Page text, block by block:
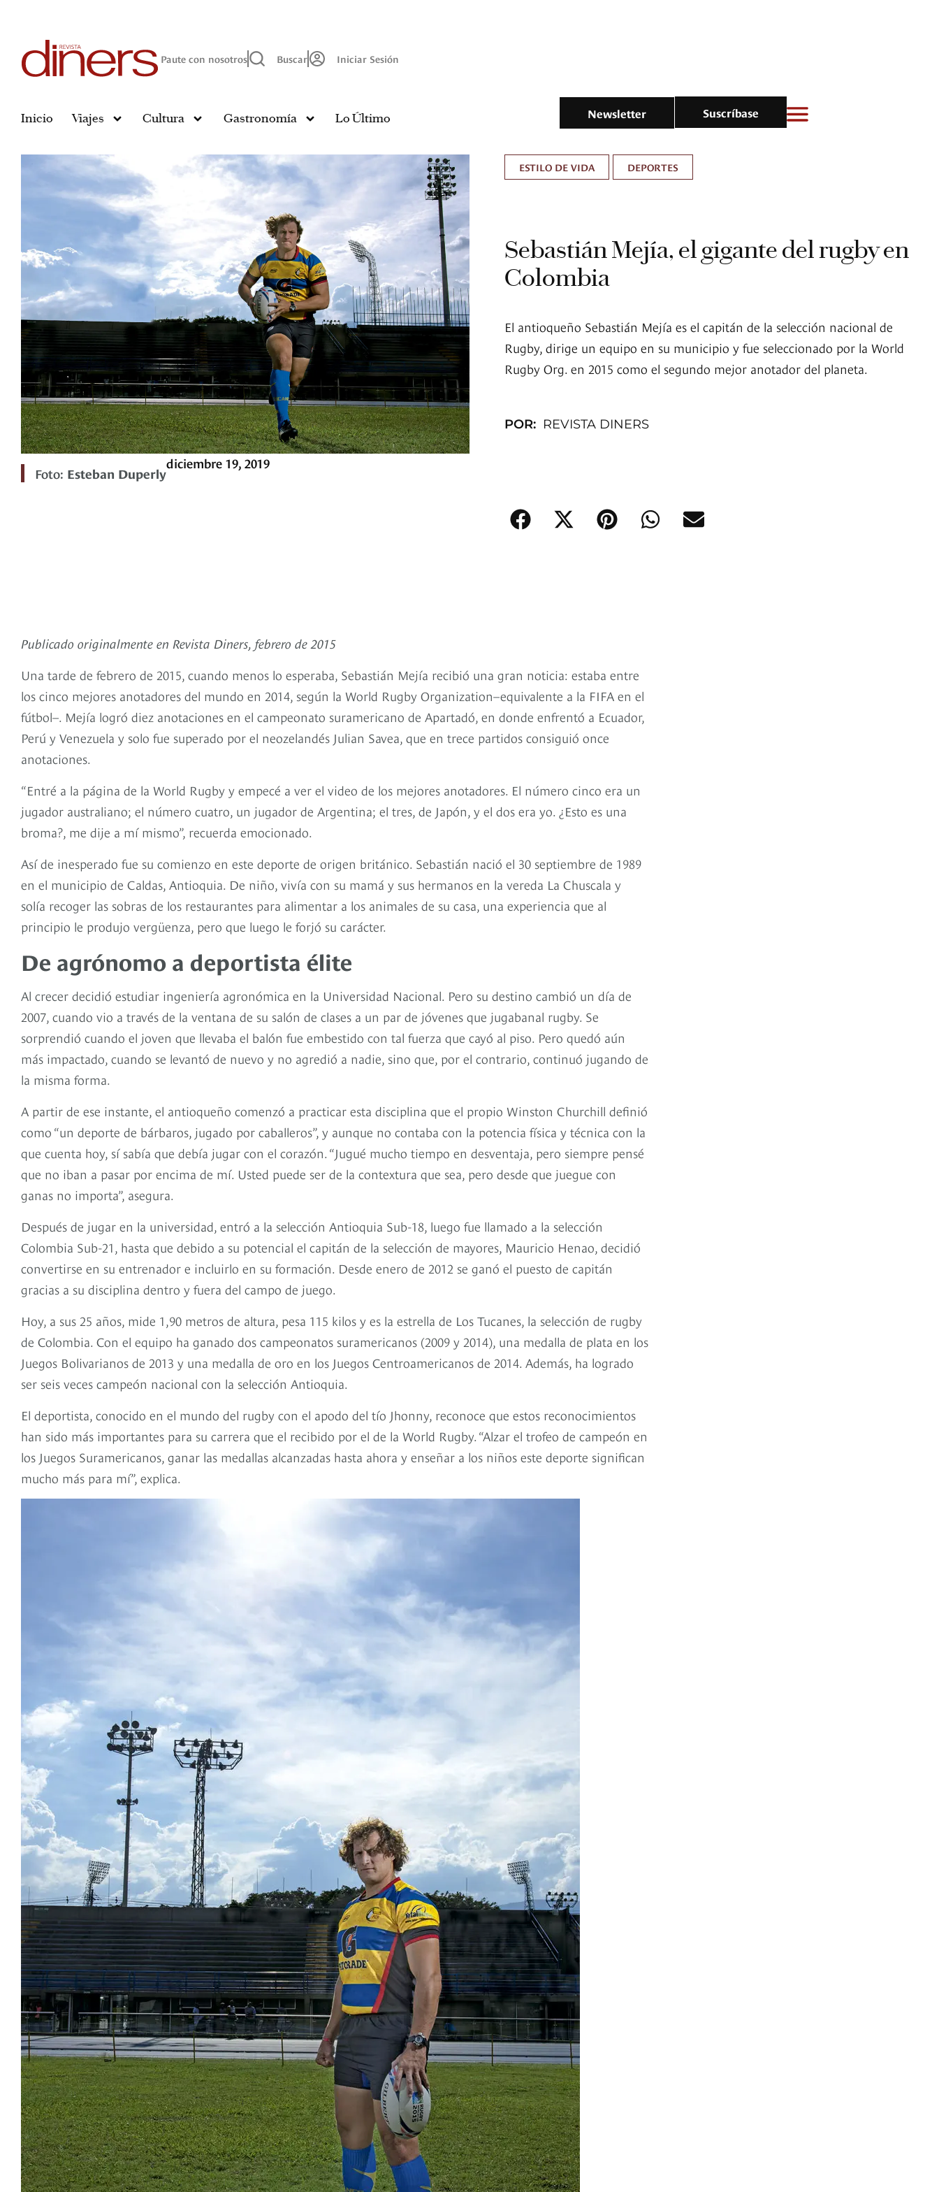
Paute con nosotros Buscar Iniciar Sesión
Inicio Viajes Cultura Gastronomía Lo Último Newsletter Suscríbase
Foto: Esteban Duperly
diciembre 19, 2019
ESTILO DE VIDA DEPORTES
Sebastián Mejía, el gigante del rugby en
Colombia
El antioqueño Sebastián Mejía es el capitán de la selección nacional de
Rugby, dirige un equipo en su municipio y fue seleccionado por la World
Rugby Org. en 2015 como el segundo mejor anotador del planeta.
POR: REVISTA DINERS
Publicado originalmente en Revista Diners, febrero de 2015
Una tarde de febrero de 2015, cuando menos lo esperaba, Sebastián Mejía recibió una gran noticia: estaba entre
los cinco mejores anotadores del mundo en 2014, según la World Rugby Organization–equivalente a la FIFA en el
fútbol–. Mejía logró diez anotaciones en el campeonato suramericano de Apartadó, en donde enfrentó a Ecuador,
Perú y Venezuela y solo fue superado por el neozelandés Julian Savea, que en trece partidos consiguió once
anotaciones.
“Entré a la página de la World Rugby y empecé a ver el video de los mejores anotadores. El número cinco era un
jugador australiano; el número cuatro, un jugador de Argentina; el tres, de Japón, y el dos era yo. ¿Esto es una
broma?, me dije a mí mismo”, recuerda emocionado.
Así de inesperado fue su comienzo en este deporte de origen británico. Sebastián nació el 30 septiembre de 1989
en el municipio de Caldas, Antioquia. De niño, vivía con su mamá y sus hermanos en la vereda La Chuscala y
solía recoger las sobras de los restaurantes para alimentar a los animales de su casa, una experiencia que al
principio le produjo vergüenza, pero que luego le forjó su carácter.
De agrónomo a deportista élite
Al crecer decidió estudiar ingeniería agronómica en la Universidad Nacional. Pero su destino cambió un día de
2007, cuando vio a través de la ventana de su salón de clases a un par de jóvenes que jugabanal rugby. Se
sorprendió cuando el joven que llevaba el balón fue embestido con tal fuerza que cayó al piso. Pero quedó aún
más impactado, cuando se levantó de nuevo y no agredió a nadie, sino que, por el contrario, continuó jugando de
la misma forma.
A partir de ese instante, el antioqueño comenzó a practicar esta disciplina que el propio Winston Churchill definió
como “un deporte de bárbaros, jugado por caballeros”, y aunque no contaba con la potencia física y técnica con la
que cuenta hoy, sí sabía que debía jugar con el corazón. “Jugué mucho tiempo en desventaja, pero siempre pensé
que no iban a pasar por encima de mí. Usted puede ser de la contextura que sea, pero desde que juegue con
ganas no importa”, asegura.
Después de jugar en la universidad, entró a la selección Antioquia Sub-18, luego fue llamado a la selección
Colombia Sub-21, hasta que debido a su potencial el capitán de la selección de mayores, Mauricio Henao, decidió
convertirse en su entrenador e incluirlo en su formación. Desde enero de 2012 se ganó el puesto de capitán
gracias a su disciplina dentro y fuera del campo de juego.
Hoy, a sus 25 años, mide 1,90 metros de altura, pesa 115 kilos y es la estrella de Los Tucanes, la selección de rugby
de Colombia. Con el equipo ha ganado dos campeonatos suramericanos (2009 y 2014), una medalla de plata en los
Juegos Bolivarianos de 2013 y una medalla de oro en los Juegos Centroamericanos de 2014. Además, ha logrado
ser seis veces campeón nacional con la selección Antioquia.
El deportista, conocido en el mundo del rugby con el apodo del tío Jhonny, reconoce que estos reconocimientos
han sido más importantes para su carrera que el recibido por el de la World Rugby. “Alzar el trofeo de campeón en
los Juegos Suramericanos, ganar las medallas alcanzadas hasta ahora y enseñar a los niños este deporte significan
mucho más para mí”, explica.